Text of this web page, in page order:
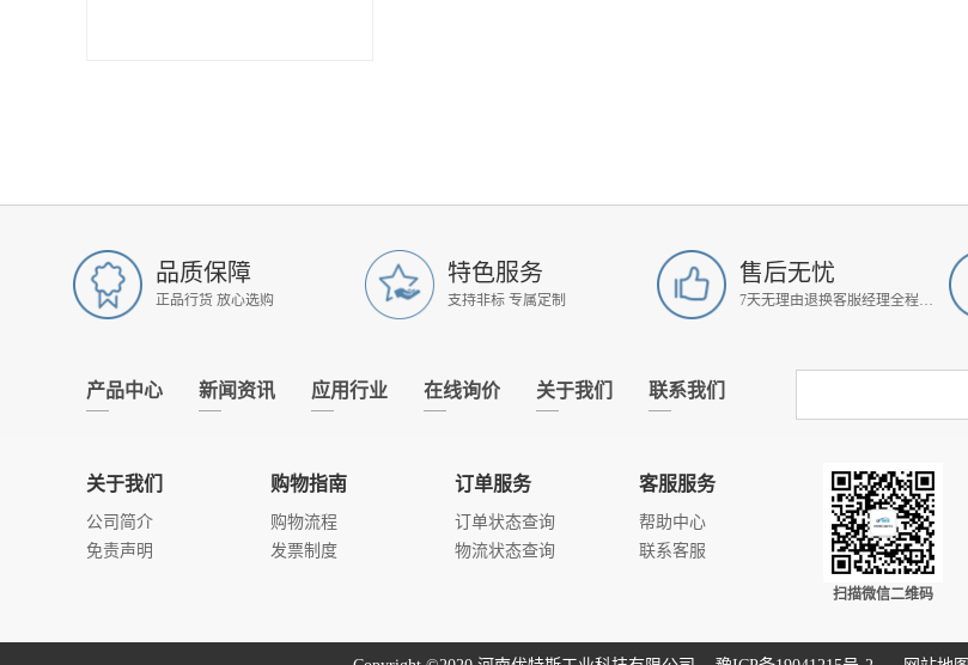
品质保障
正品行货 放心选购
特色服务
支持非标 专属定制
售后无忧
7天无理由退换客服经理全程跟进
产品中心 新闻资讯 应用行业 在线询价 关于我们 联系我们
关于我们
公司简介
免责声明
购物指南
购物流程
发票制度
订单服务
订单状态查询
物流状态查询
客服服务
帮助中心
联系客服
扫描微信二维码